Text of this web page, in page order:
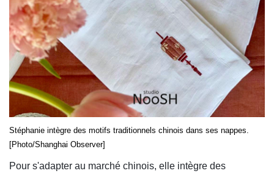
Stéphanie intègre des motifs traditionnels chinois dans ses nappes.
[Photo/Shanghai Observer]
Pour s'adapter au marché chinois, elle intègre des